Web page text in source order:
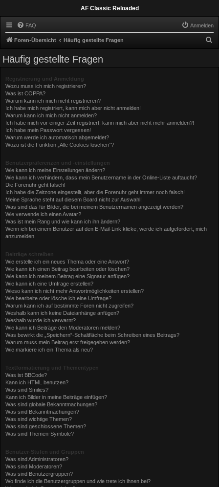
AF Classic Reloaded
FAQ Anmelden
Foren-Übersicht Häufig gestellte Fragen
Häufig gestellte Fragen
Registrierung und Anmeldung
Wozu muss ich mich registrieren?
Was ist COPPA?
Warum kann ich mich nicht registrieren?
Ich habe mich registriert, kann mich aber nicht anmelden!
Warum kann ich mich nicht anmelden?
Ich habe mich vor einiger Zeit registriert, kann mich aber nicht mehr anmelden?!
Ich habe mein Passwort vergessen!
Warum werde ich automatisch abgemeldet?
Wozu ist die Funktion „Alle Cookies löschen“?
Benutzerpräferenzen und -einstellungen
Wie kann ich meine Einstellungen ändern?
Wie kann ich verhindern, dass mein Benutzername in der Online-Liste auftaucht?
Die Forenuhr geht falsch!
Ich habe die Zeitzone eingestellt, aber die Forenuhr geht immer noch falsch!
Meine Sprache steht auf diesem Board nicht zur Auswahl!
Was sind das für Bilder, die bei meinem Benutzernamen angezeigt werden?
Wie verwende ich einen Avatar?
Was ist mein Rang und wie kann ich ihn ändern?
Wenn ich bei einem Benutzer auf den E-Mail-Link klicke, werde ich aufgefordert, mich
anzumelden.
Beiträge schreiben
Wie erstelle ich ein neues Thema oder eine Antwort?
Wie kann ich einen Beitrag bearbeiten oder löschen?
Wie kann ich meinem Beitrag eine Signatur anfügen?
Wie kann ich eine Umfrage erstellen?
Wieso kann ich nicht mehr Antwortmöglichkeiten erstellen?
Wie bearbeite oder lösche ich eine Umfrage?
Warum kann ich auf bestimmte Foren nicht zugreifen?
Weshalb kann ich keine Dateianhänge anfügen?
Weshalb wurde ich verwarnt?
Wie kann ich Beiträge den Moderatoren melden?
Was bewirkt die „Speichern“-Schaltfläche beim Schreiben eines Beitrags?
Warum muss mein Beitrag erst freigegeben werden?
Wie markiere ich ein Thema als neu?
Textformatierung und Thementypen
Was ist BBCode?
Kann ich HTML benutzen?
Was sind Smilies?
Kann ich Bilder in meine Beiträge einfügen?
Was sind globale Bekanntmachungen?
Was sind Bekanntmachungen?
Was sind wichtige Themen?
Was sind geschlossene Themen?
Was sind Themen-Symbole?
Benutzer-Stufen und Gruppen
Was sind Administratoren?
Was sind Moderatoren?
Was sind Benutzergruppen?
Wo finde ich die Benutzergruppen und wie trete ich ihnen bei?